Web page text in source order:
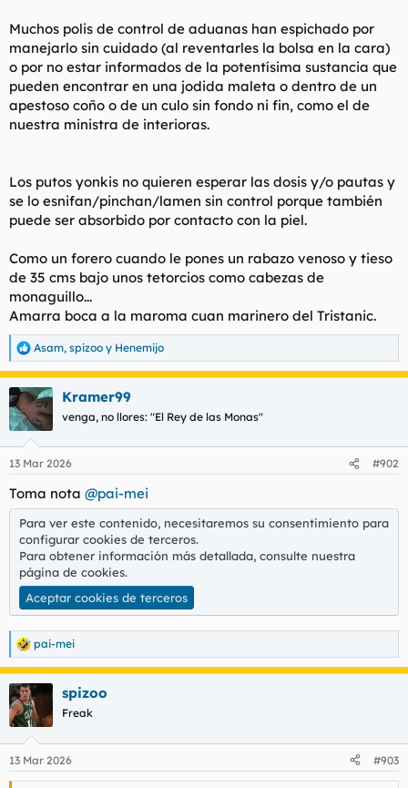
Muchos polis de control de aduanas han espichado por
manejarlo sin cuidado (al reventarles la bolsa en la cara)
o por no estar informados de la potentísima sustancia que
pueden encontrar en una jodida maleta o dentro de un
apestoso coño o de un culo sin fondo ni fin, como el de
nuestra ministra de interioras.
Los putos yonkis no quieren esperar las dosis y/o pautas y
se lo esnifan/pinchan/lamen sin control porque también
puede ser absorbido por contacto con la piel.
Como un forero cuando le pones un rabazo venoso y tieso
de 35 cms bajo unos tetorcios como cabezas de
monaguillo...
Amarra boca a la maroma cuan marinero del Tristanic.
R
e
a
c
c
i
e
:
Asam, spizoo y Henemijo
Kramer99
venga, no llores: "El Rey de las Monas"
13 Mar 2026 #902
Toma nota @pai-mei
Para ver este contenido, necesitaremos su consentimiento para
configurar cookies de terceros.
Para obtener información más detallada, consulte nuestra
página de cookies.
Aceptar cookies de terceros
R
e
a
c
c
i
e
s
pai-mei
spizoo
Freak
13 Mar 2026 #903